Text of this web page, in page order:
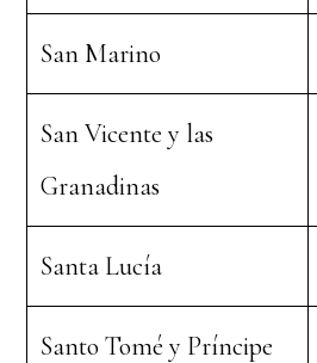
San Marino
San Vicente y las
Granadinas
Santa Lucía
Santo Tomé y Príncipe